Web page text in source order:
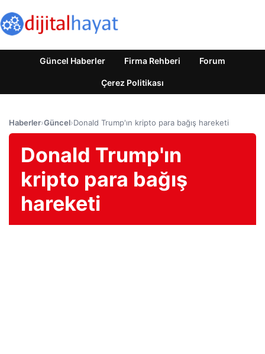
Güncel Haberler Firma Rehberi Forum
Çerez Politikası
Haberler›Güncel›Donald Trump'ın kripto para bağış hareketi
Donald Trump'ın
kripto para bağış
hareketi